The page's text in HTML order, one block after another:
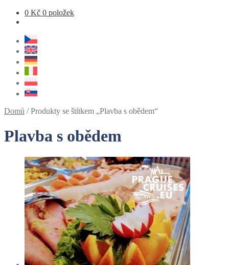
0 Kč 0 položek
Domů /Produkty se štítkem „Plavba s obědem“
Plavba s obědem